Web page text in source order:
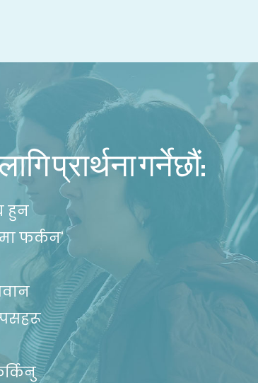
प्रार्थना गर्नेछौं:
हुन
फर्कन'